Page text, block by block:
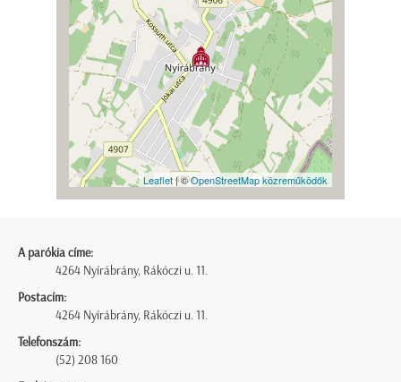
Leaflet| ©OpenStreetMap közreműködők
A parókia címe:
4264 Nyírábrány, Rákóczi u. 11.
Postacím:
4264 Nyírábrány, Rákóczi u. 11.
Telefonszám:
(52) 208 160